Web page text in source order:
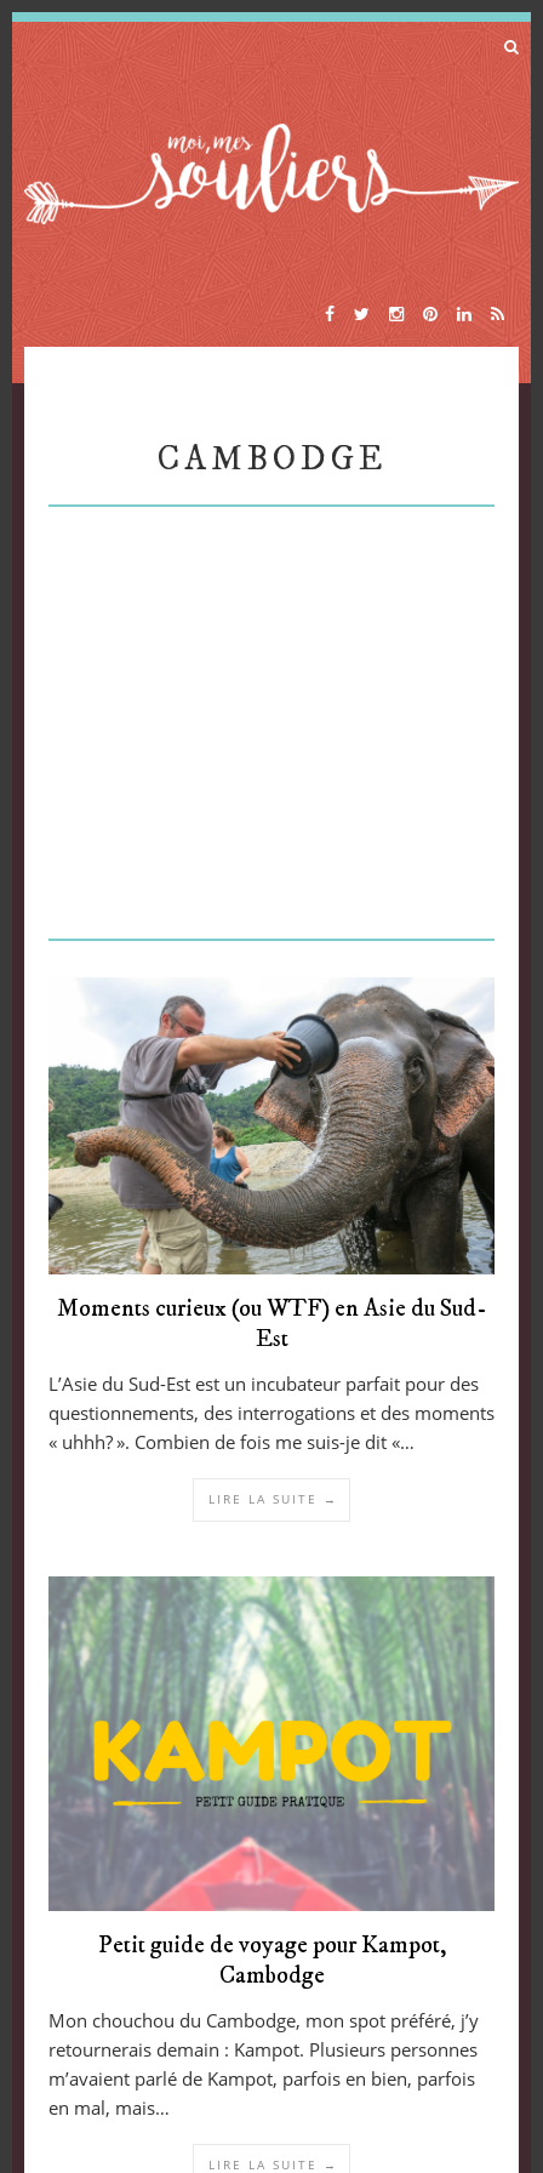
CAMBODGE
Moments curieux (ou WTF) en Asie du Sud-
Est
L’Asie du Sud-Est est un incubateur parfait pour des
questionnements, des interrogations et des moments
« uhhh? ». Combien de fois me suis-je dit «…
LIRE LA SUITE →
Petit guide de voyage pour Kampot,
Cambodge
Mon chouchou du Cambodge, mon spot préféré, j’y
retournerais demain : Kampot. Plusieurs personnes
m’avaient parlé de Kampot, parfois en bien, parfois
en mal, mais…
LIRE LA SUITE →